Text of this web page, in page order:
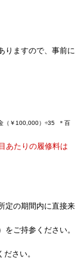
りますので、事前に
100,000）÷35 ＊百
あたりの履修料は
定の期間内に直接来
ご持参ください。
さい。